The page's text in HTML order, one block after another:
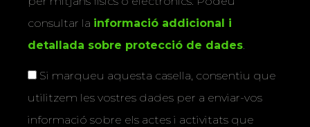
consultar la informació addicional i
detallada sobre protecció de dades
Si marqueu aquesta casella, consentiu que
utilitzem les vostres dades per a enviar-vos
informació sobre els actes i activitats que